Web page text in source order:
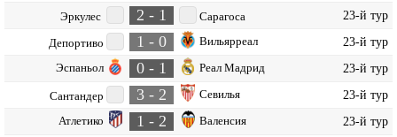
Эркулес 2 - 1 Сарагоса 23-й тур
Депортиво 1 - 0 Вильярреал 23-й тур
Эспаньол 0 - 1 Реал Мадрид 23-й тур
Сантандер 3 - 2 Севилья 23-й тур
Атлетико 1 - 2 Валенсия 23-й тур